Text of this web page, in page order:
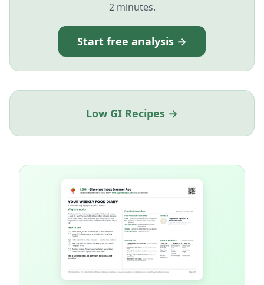
2 minutes.
Start free analysis →
Low GI Recipes →